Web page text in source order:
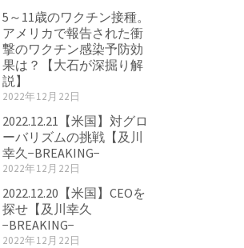
5～11歳のワクチン接種。
アメリカで報告された衝
撃のワクチン感染予防効
果は？【大石が深掘り解
説】
2022年12月22日
2022.12.21【米国】対グロ
ーバリズムの挑戦【及川
幸久−BREAKING−
2022年12月22日
2022.12.20【米国】CEOを
探せ【及川幸久
−BREAKING−
2022年12月22日